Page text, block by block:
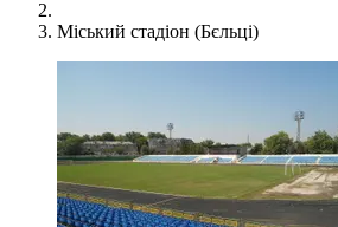
Міський стадіон (Бєльці)